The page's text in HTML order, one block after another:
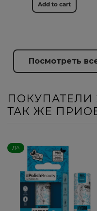
Add to cart
Посмотреть
ПОКУПАТЕЛИ
ТАК ЖЕ
ДА